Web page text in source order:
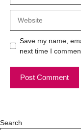
Save my name,
next time I
Search